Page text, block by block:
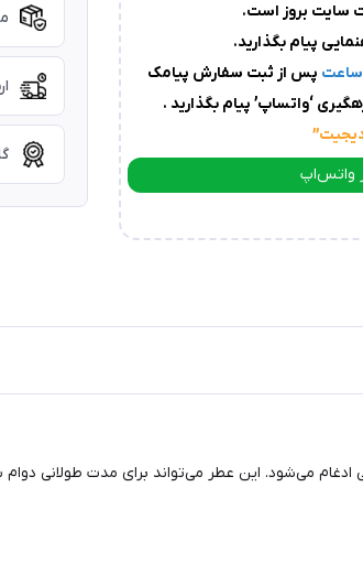
سایت بروز است.
پیام بگذارید.
ساعت پس از ثبت سفارش پیامک
‘واتساپ’ پیام بگذارید .
”
واتس‌اپ
می‌شود. این عطر می‌تواند برای مدت طولانی دوام